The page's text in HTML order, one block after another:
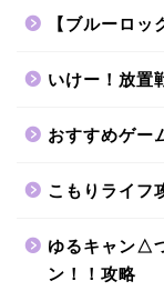
【ブルーロ
いけー！放置
おすすめゲー
こもりライフ
ゆるキャン△
ン！！攻略